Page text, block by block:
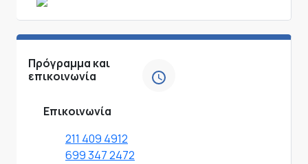
Πρόγραμμα και
επικοινωνία
Επικοινωνία
211 409 4912
699 347 2472